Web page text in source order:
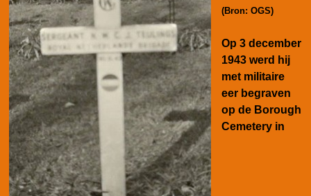
(Bron: OGS)
Op 3 december
1943 werd hij
met militaire
eer begraven
op de Borough
Cemetery in